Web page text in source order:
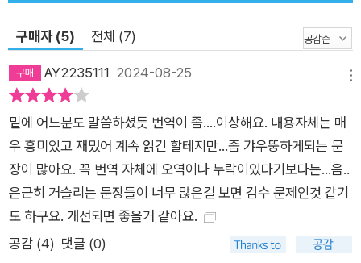
구매자 (5) 전체 (7)
AY2235111 2024-08-25
밑에 어느분도 말씀하셨듯 번역이 좀....이상해요. 내용자체는 매
우 흥미있고 재밌어 계속 읽긴 할테지만...좀 갸우뚱하게되는 문
장이 많아요. 꼭 번역 자체에 오역이나 누락이있다기보다는...음..
은근히 거슬리는 문장들이 너무 많은걸 보면 검수 문제인것 같기
도 하구요. 개선되면 좋을거 같아요.
공감 (4) 댓글 (0)